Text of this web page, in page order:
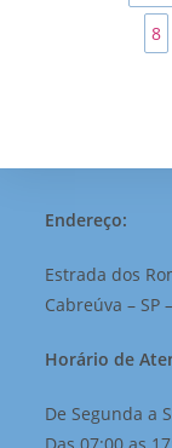
8
Endereço:
Estrada dos
Cabreúva – SP
Horário de
De Segunda a